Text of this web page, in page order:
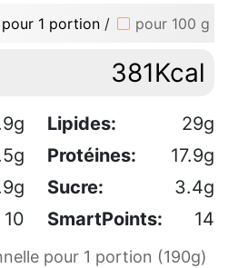
pour 1 portion / pour 100 g
381Kcal
Lipides:
29g
Protéines:
17.9g
Sucre:
3.4g
10 SmartPoints: 14
pour 1 portion (190g)